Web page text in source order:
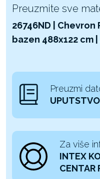
Preuzmite sve
26746ND | Chevron
bazen 488x122 cm
Preuzmi
Za više
INTEX
CENTAR